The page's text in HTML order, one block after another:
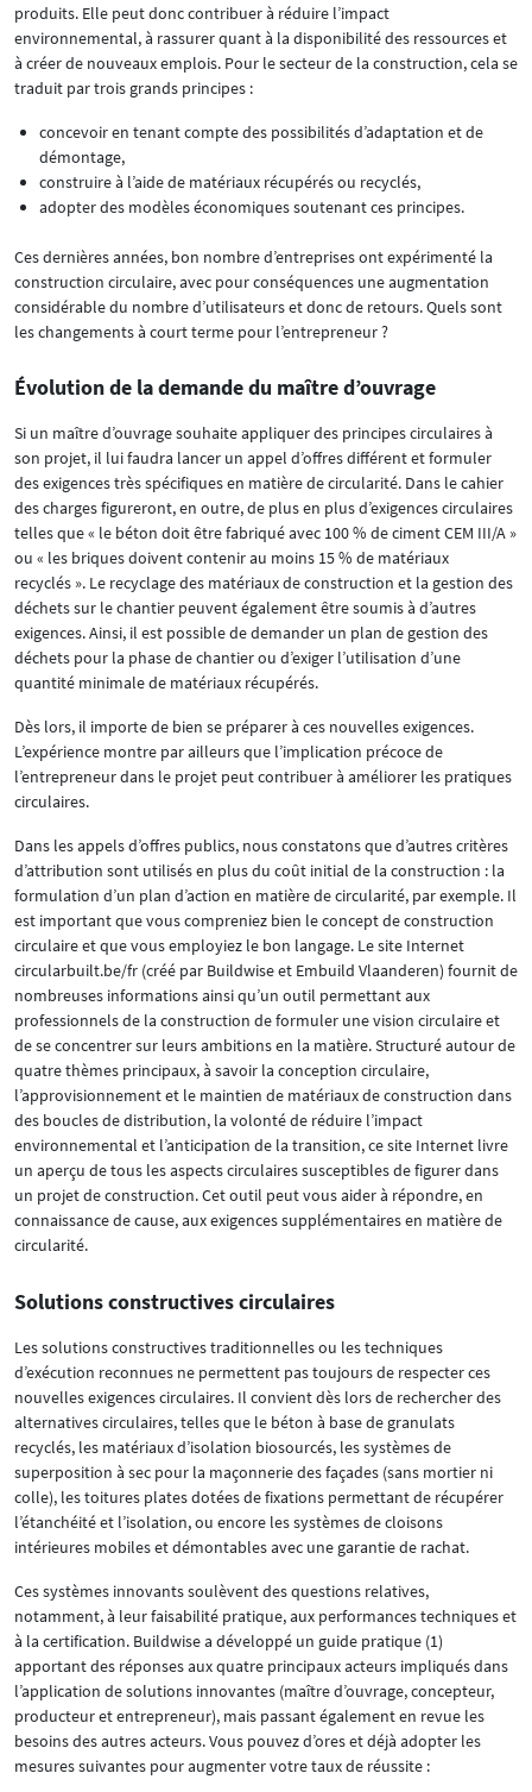
produits. Elle peut donc contribuer à réduire l’impact
environnemental, à rassurer quant à la disponibilité des ressources et
à créer de nouveaux emplois. Pour le secteur de la construction, cela se
traduit par trois grands principes :
concevoir en tenant compte des possibilités d’adaptation et de
démontage,
construire à l’aide de matériaux récupérés ou recyclés,
adopter des modèles économiques soutenant ces principes.
Ces dernières années, bon nombre d’entreprises ont expérimenté la
construction circulaire, avec pour conséquences une augmentation
considérable du nombre d’utilisateurs et donc de retours. Quels sont
les changements à court terme pour l’entrepreneur ?
Évolution de la demande du maître d’ouvrage
Si un maître d’ouvrage souhaite appliquer des principes circulaires à
son projet, il lui faudra lancer un appel d’offres différent et formuler
des exigences très spécifiques en matière de circularité. Dans le cahier
des charges figureront, en outre, de plus en plus d’exigences circulaires
telles que « le béton doit être fabriqué avec 100 % de ciment CEM III/A »
ou « les briques doivent contenir au moins 15 % de matériaux
recyclés ». Le recyclage des matériaux de construction et la gestion des
déchets sur le chantier peuvent également être soumis à d’autres
exigences. Ainsi, il est possible de demander un plan de gestion des
déchets pour la phase de chantier ou d’exiger l’utilisation d’une
quantité minimale de matériaux récupérés.
Dès lors, il importe de bien se préparer à ces nouvelles exigences.
L’expérience montre par ailleurs que l’implication précoce de
l’entrepreneur dans le projet peut contribuer à améliorer les pratiques
circulaires.
Dans les appels d’offres publics, nous constatons que d’autres critères
d’attribution sont utilisés en plus du coût initial de la construction : la
formulation d’un plan d’action en matière de circularité, par exemple. Il
est important que vous compreniez bien le concept de construction
circulaire et que vous employiez le bon langage. Le site Internet
circularbuilt.be/fr (créé par Buildwise et Embuild Vlaanderen) fournit de
nombreuses informations ainsi qu’un outil permettant aux
professionnels de la construction de formuler une vision circulaire et
de se concentrer sur leurs ambitions en la matière. Structuré autour de
quatre thèmes principaux, à savoir la conception circulaire,
l’approvisionnement et le maintien de matériaux de construction dans
des boucles de distribution, la volonté de réduire l’impact
environnemental et l’anticipation de la transition, ce site Internet livre
un aperçu de tous les aspects circulaires susceptibles de figurer dans
un projet de construction. Cet outil peut vous aider à répondre, en
connaissance de cause, aux exigences supplémentaires en matière de
circularité.
Solutions constructives circulaires
Les solutions constructives traditionnelles ou les techniques
d’exécution reconnues ne permettent pas toujours de respecter ces
nouvelles exigences circulaires. Il convient dès lors de rechercher des
alternatives circulaires, telles que le béton à base de granulats
recyclés, les matériaux d’isolation biosourcés, les systèmes de
superposition à sec pour la maçonnerie des façades (sans mortier ni
colle), les toitures plates dotées de fixations permettant de récupérer
l’étanchéité et l’isolation, ou encore les systèmes de cloisons
intérieures mobiles et démontables avec une garantie de rachat.
Ces systèmes innovants soulèvent des questions relatives,
notamment, à leur faisabilité pratique, aux performances techniques et
à la certification. Buildwise a développé un guide pratique (1)
apportant des réponses aux quatre principaux acteurs impliqués dans
l’application de solutions innovantes (maître d’ouvrage, concepteur,
producteur et entrepreneur), mais passant également en revue les
besoins des autres acteurs. Vous pouvez d’ores et déjà adopter les
mesures suivantes pour augmenter votre taux de réussite :